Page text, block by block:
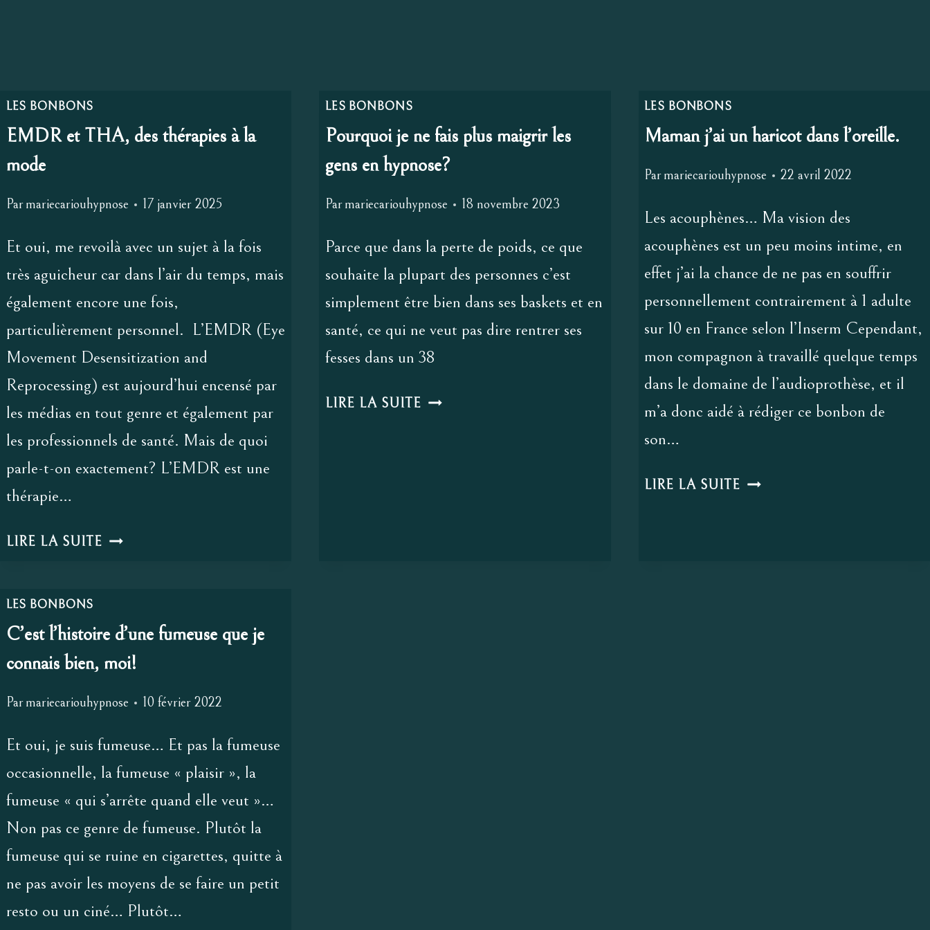
LES BONBONS
EMDR et THA, des thérapies à la
mode
Parmariecariouhypnose 17 janvier 2025
Et oui, me revoilà avec un sujet à la fois
très aguicheur car dans l’air du temps, mais
également encore une fois,
particulièrement personnel. L’EMDR (Eye
Movement Desensitization and
Reprocessing) est aujourd’hui encensé par
les médias en tout genre et également par
les professionnels de santé. Mais de quoi
parle-t-on exactement? L’EMDR est une
thérapie…
LIRE LA SUITE EMDR
THÉRAPIES
LA
MODE
LES BONBONS
Pourquoi je ne fais plus maigrir les
gens en hypnose?
Parmariecariouhypnose 18 novembre 2023
Parce que dans la perte de poids, ce que
souhaite la plupart des personnes c’est
simplement être bien dans ses baskets et en
santé, ce qui ne veut pas dire rentrer ses
fesses dans un 38
LIRE LA SUITE POURQUOI
LES BONBONS
Maman j’ai un haricot dans l’oreille.
Parmariecariouhypnose 22 avril 2022
Les acouphènes… Ma vision des
acouphènes est un peu moins intime, en
effet j’ai la chance de ne pas en souffrir
personnellement contrairement à 1 adulte
sur 10 en France selon l’Inserm Cependant,
mon compagnon à travaillé quelque temps
dans le domaine de l’audioprothèse, et il
m’a donc aidé à rédiger ce bonbon de
son…
LIRE LA SUITE MAMAN
LES BONBONS
C’est l’histoire d’une fumeuse que je
connais bien, moi!
Parmariecariouhypnose 10 février 2022
Et oui, je suis fumeuse… Et pas la fumeuse
occasionnelle, la fumeuse « plaisir », la
fumeuse « qui s’arrête quand elle veut »…
Non pas ce genre de fumeuse. Plutôt la
fumeuse qui se ruine en cigarettes, quitte à
ne pas avoir les moyens de se faire un petit
resto ou un ciné… Plutôt…